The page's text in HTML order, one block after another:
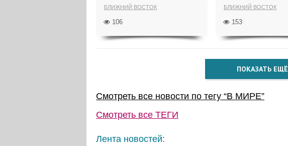
БЛИЖНИЙ ВОСТОК
106
БЛИЖНИЙ ВОСТОК
153
ПОКАЗАТЬ ЕЩЁ
Смотреть все новости по тегу “В МИРЕ”
Смотреть все ТЕГИ
Лента новостей: